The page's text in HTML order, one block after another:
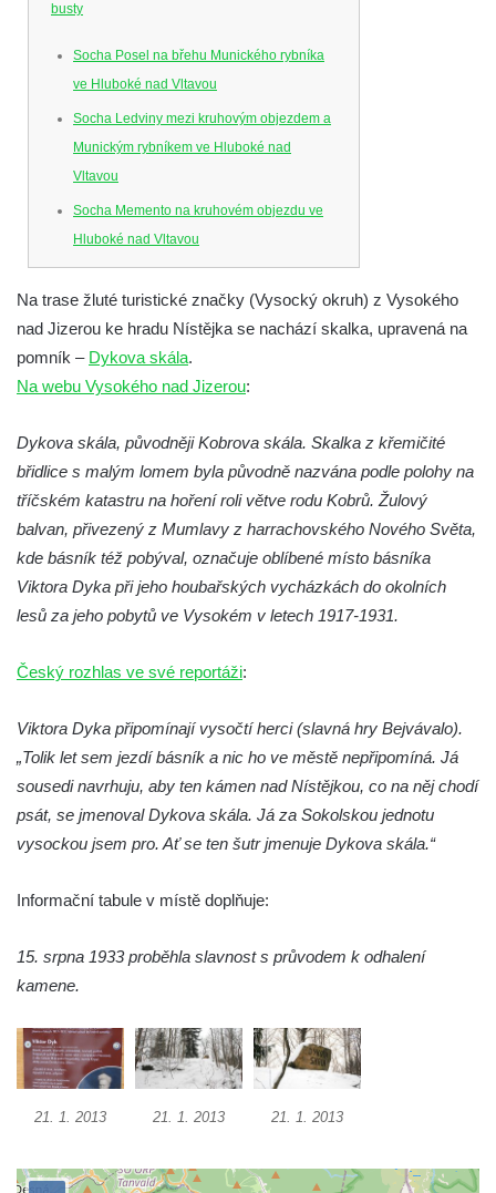
busty
Socha Posel na břehu Munického rybníka
ve Hluboké nad Vltavou
Socha Ledviny mezi kruhovým objezdem a
Munickým rybníkem ve Hluboké nad
Vltavou
Socha Memento na kruhovém objezdu ve
Hluboké nad Vltavou
Socha Smilodon v ZOO Hluboká
Socha Veledaněk v ZOO Hluboká
Socha Koroun bezzubý v ZOO Hluboká
Socha Medvěd jeskynní v ZOO Hluboká
Socha Mamutí lebka v ZOO Hluboká
Socha Orel v ZOO Hluboká
Socha Vydry si hrají v ZOO Hluboká
Socha Přátelství v ZOO Hluboká
Socha Lišky v ZOO Hluboká
Socha Kudlanka v ZOO Hluboká
Socha Vlčice s mládětem v ZOO Hluboká
Socha Rys číhající na srnu v ZOO Hluboká
Socha Orlice v ZOO Hluboká
Socha Tygr v ZOO Hluboká
Socha Želva v ZOO Hluboká
Socha Včela v ZOO Hluboká
Socha Housenka v ZOO Hluboká
Socha Nosorožík v ZOO Hluboká
Socha Rosomák v ZOO Hluboká
Socha Volavka v ZOO Hluboká
Na trase žluté turistické značky (Vysocký okruh) z Vysokého
nad Jizerou ke hradu Nístějka se nachází skalka, upravená na
pomník – Dykova skála.
Na webu Vysokého nad Jizerou:
Dykova skála, původněji Kobrova skála. Skalka z křemičité
břidlice s malým lomem byla původně nazvána podle polohy na
tříčském katastru na hoření roli větve rodu Kobrů. Žulový
balvan, přivezený z Mumlavy z harrachovského Nového Světa,
kde básník též pobýval, označuje oblíbené místo básníka
Viktora Dyka při jeho houbařských vycházkách do okolních
lesů za jeho pobytů ve Vysokém v letech 1917-1931.
Český rozhlas ve své reportáži:
Viktora Dyka připomínají vysočtí herci (slavná hry Bejvávalo).
„Tolik let sem jezdí básník a nic ho ve městě nepřipomíná. Já
sousedi navrhuju, aby ten kámen nad Nístějkou, co na něj chodí
psát, se jmenoval Dykova skála. Já za Sokolskou jednotu
vysockou jsem pro. Ať se ten šutr jmenuje Dykova skála.“
Informační tabule v místě doplňuje:
15. srpna 1933 proběhla slavnost s průvodem k odhalení
kamene.
21. 1. 2013 21. 1. 2013 21. 1. 2013